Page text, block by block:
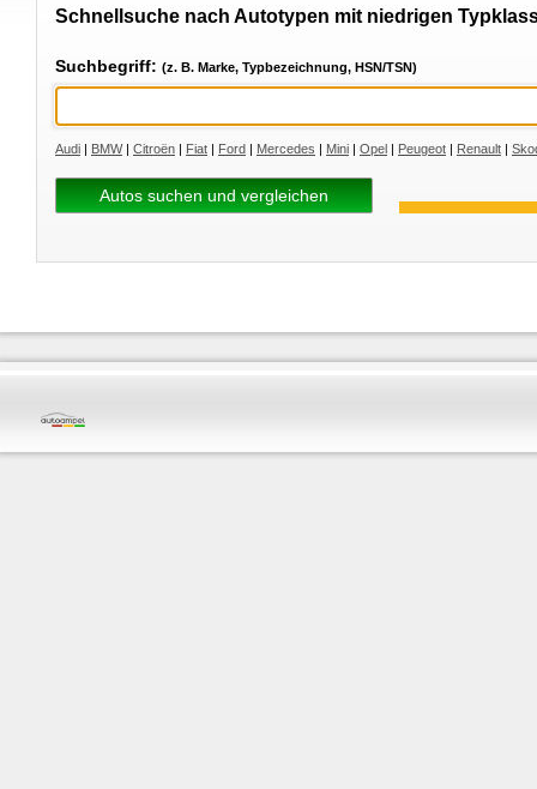
Schnellsuche nach Autotypen mit niedrigen
Suchbegriff: (z. B. Marke, Typbezeichnung, HSN/TSN)
Audi | BMW| Citroën | Fiat | Ford | Mercedes | Mini | Opel | Peugeot | Renault |
Autos suchen und vergleichen